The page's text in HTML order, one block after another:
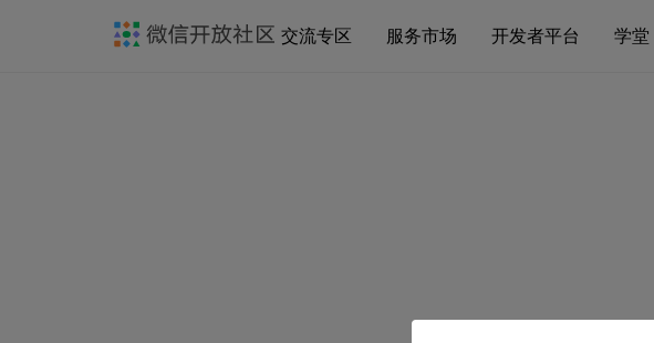
交流专区 服务市场 开发者平台 学堂